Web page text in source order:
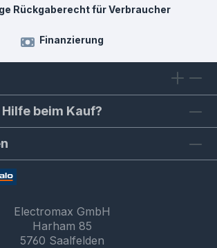
Rückgaberecht für Verbraucher
Finanzierung
beim Kauf?
Electromax GmbH
Harham 85
5760 Saalfelden